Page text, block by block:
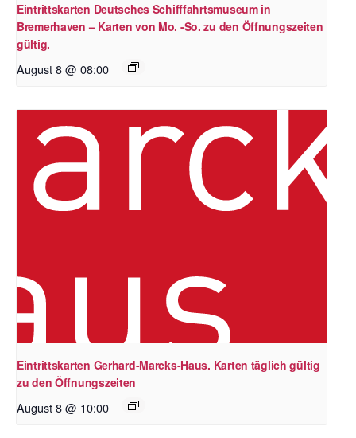
Eintrittskarten Deutsches Schifffahrtsmuseum in
Bremerhaven – Karten von Mo. -So. zu den Öffnungszeiten
gültig.
August 8 @ 08:00
Eintrittskarten Gerhard-Marcks-Haus. Karten täglich gültig
zu den Öffnungszeiten
August 8 @ 10:00